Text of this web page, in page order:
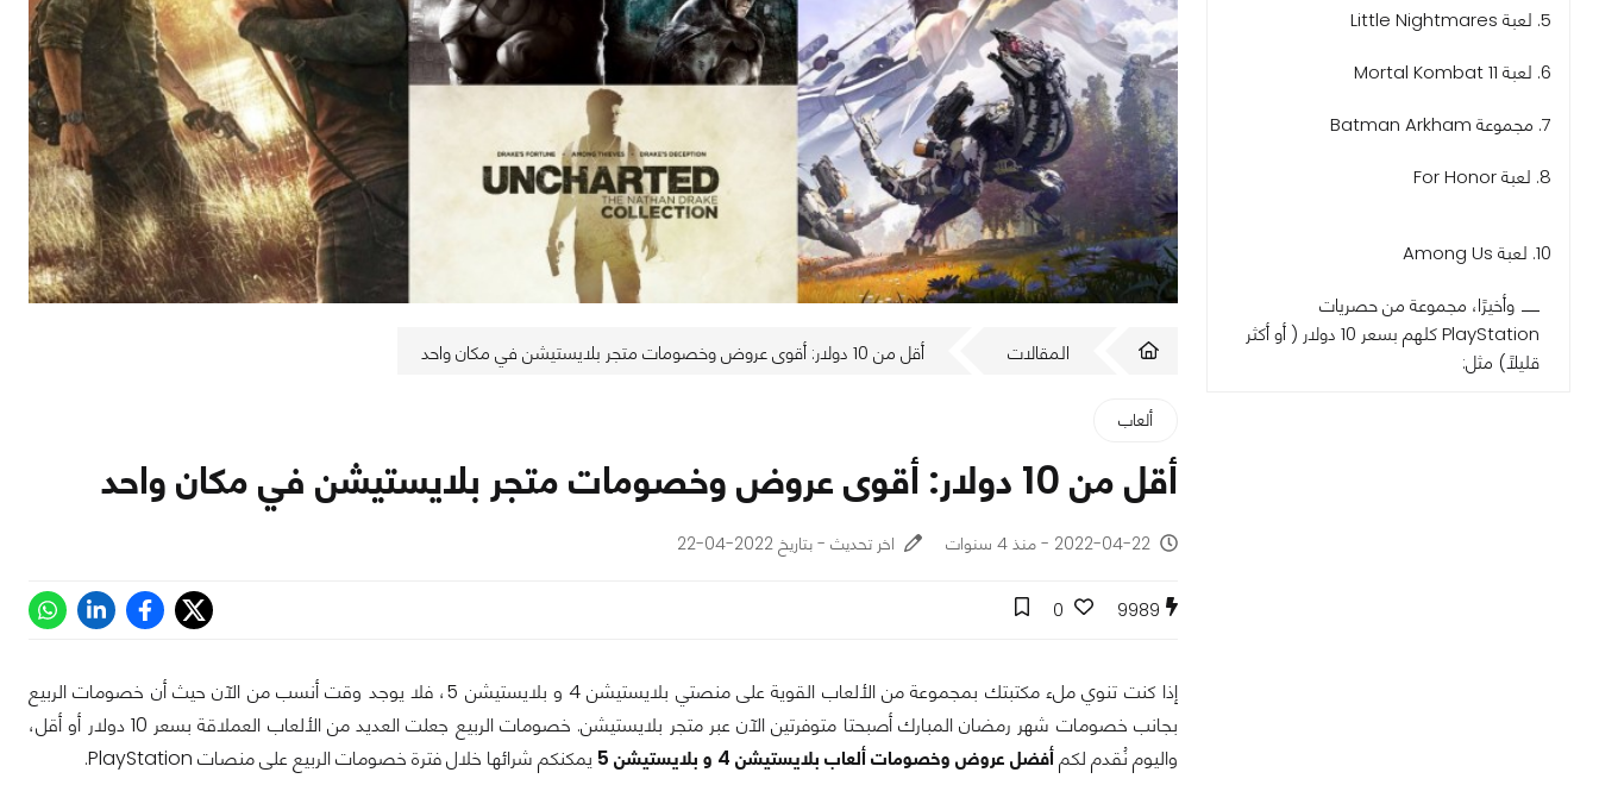
5. لعبة Little Nightmares
6. لعبة Mortal Kombat 11
7. مجموعة Batman Arkham
8. لعبة For Honor
10. لعبة Among Us
وأخيرًا، مجموعة من حصريات
PlayStation كلهم بسعر 10 دولار ( أو أكثر
قليلاً) مثل:
المقالات أقل من 10 دولار: أقوى عروض وخصومات متجر بلايستيشن في مكان واحد
ألعاب
أقل من 10 دولار: أقوى عروض وخصومات متجر بلايستيشن في مكان واحد
2022-04-22 - منذ 4 سنوات اخر تحديث - بتاريخ 2022-04-22
9989
0
إذا كنت تنوي ملء مكتبتك بمجموعة من الألعاب القوية على منصتي بلايستيشن 4 و بلايستيشن 5، فلا يوجد وقت أنسب من الآن حيث أن خصومات الربيع
بجانب خصومات شهر رمضان المبارك أصبحتا متوفرتين الآن عبر متجر بلايستيشن. خصومات الربيع جعلت العديد من الألعاب العملاقة بسعر 10 دولار
أو أقل،
واليوم نُقدم لكمأفضل عروض وخصومات ألعاب بلايستيشن 4 و بلايستيشن 5 يمكنكم شرائها خلال فترة خصومات الربيع على منصات PlayStation.